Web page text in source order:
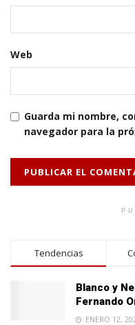
Web
Guarda mi nombre,
navegador para la
Tendencias
Blanco y
Fernando
ENERO 12,